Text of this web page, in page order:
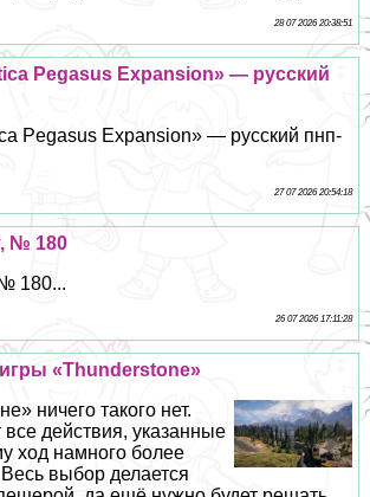
28 07 2026 20:38:51
Pegasus Expansion» — русский
Pegasus Expansion» — русский пнп-
27 07 2026 20:54:18
№ 180
180...
26 07 2026 17:11:28
«Thunderstone»
ничего такого нет.
действия, указанные
ход намного более
выбор делается